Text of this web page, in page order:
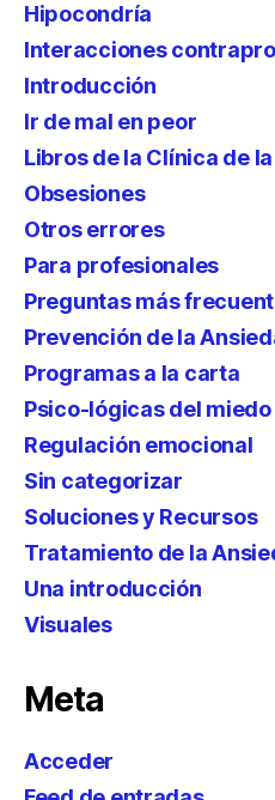
Hipocondría
Interacciones
Introducción
Ir de mal en peor
Libros de la Clínica de
Obsesiones
Otros errores
Para profesionales
Preguntas más
Prevención de la
Programas a la carta
Psico-lógicas del miedo
Regulación emocional
Sin categorizar
Soluciones y Recursos
Tratamiento de la
Una introducción
Visuales
Meta
Acceder